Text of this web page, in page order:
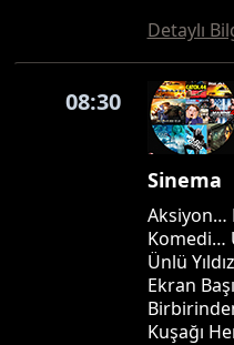
Detaylı
08:30
Sinema
Aksiyon…
Komedi…
Ünlü
Ekran
Kuşağı